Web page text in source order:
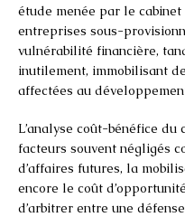
étude menée par le cabinet
entreprises sous-
vulnérabilité financière,
inutilement, immobilisant
affectées au
L’analyse coût-bénéfice
facteurs souvent négligés
d’affaires futures, la
encore le coût
d’arbitrer entre une